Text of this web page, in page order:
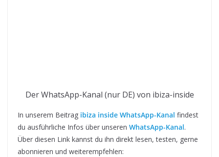
Der WhatsApp-Kanal (nur DE) von ibiza-inside
In unserem Beitrag ibiza inside WhatsApp-Kanal findest
du ausführliche Infos über unseren WhatsApp-Kanal.
Über diesen Link kannst du ihn direkt lesen, testen, gerne
abonnieren und weiterempfehlen: